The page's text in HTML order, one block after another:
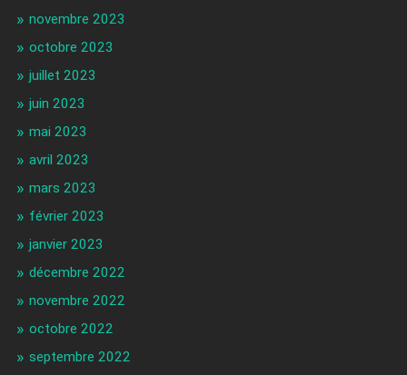
novembre 2023
octobre 2023
juillet 2023
juin 2023
mai 2023
avril 2023
mars 2023
février 2023
janvier 2023
décembre 2022
novembre 2022
octobre 2022
septembre 2022